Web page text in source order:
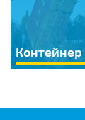
Контейнер